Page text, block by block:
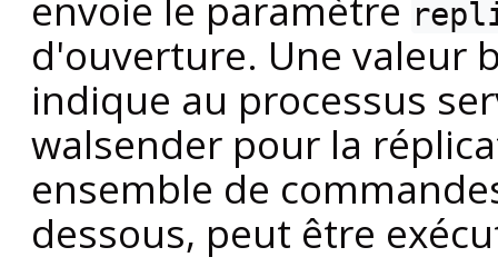
d'ouverture. Une valeur
indique au processus
walsender pour la
ensemble de
dessous, peut être